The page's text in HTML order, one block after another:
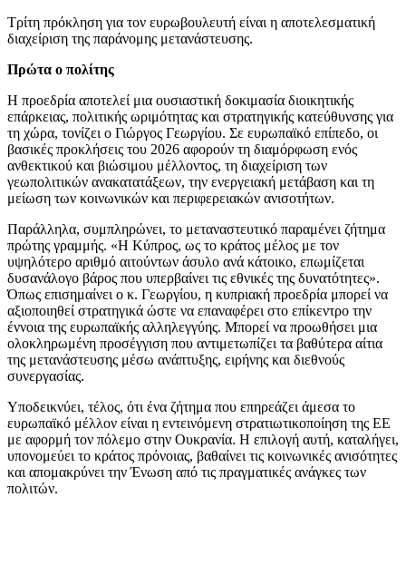
Τρίτη πρόκληση για τον ευρωβουλευτή είναι η αποτελεσματική
διαχείριση της παράνομης μετανάστευσης.
Πρώτα ο πολίτης
Η προεδρία αποτελεί μια ουσιαστική δοκιμασία διοικητικής
επάρκειας, πολιτικής ωριμότητας και στρατηγικής κατεύθυνσης για
τη χώρα, τονίζει ο Γιώργος Γεωργίου. Σε ευρωπαϊκό επίπεδο, οι
βασικές προκλήσεις του 2026 αφορούν τη διαμόρφωση ενός
ανθεκτικού και βιώσιμου μέλλοντος, τη διαχείριση των
γεωπολιτικών ανακατατάξεων, την ενεργειακή μετάβαση και τη
μείωση των κοινωνικών και περιφερειακών ανισοτήτων.
Παράλληλα, συμπληρώνει, το μεταναστευτικό παραμένει ζήτημα
πρώτης γραμμής. «Η Κύπρος, ως το κράτος μέλος με τον
υψηλότερο αριθμό αιτούντων άσυλο ανά κάτοικο, επωμίζεται
δυσανάλογο βάρος που υπερβαίνει τις εθνικές της δυνατότητες».
Όπως επισημαίνει ο κ. Γεωργίου, η κυπριακή προεδρία μπορεί να
αξιοποιηθεί στρατηγικά ώστε να επαναφέρει στο επίκεντρο την
έννοια της ευρωπαϊκής αλληλεγγύης. Μπορεί να προωθήσει μια
ολοκληρωμένη προσέγγιση που αντιμετωπίζει τα βαθύτερα αίτια
της μετανάστευσης μέσω ανάπτυξης, ειρήνης και διεθνούς
συνεργασίας.
Υποδεικνύει, τέλος, ότι ένα ζήτημα που επηρεάζει άμεσα το
ευρωπαϊκό μέλλον είναι η εντεινόμενη στρατιωτικοποίηση της ΕΕ
με αφορμή τον πόλεμο στην Ουκρανία. Η επιλογή αυτή, καταλήγει,
υπονομεύει το κράτος πρόνοιας, βαθαίνει τις κοινωνικές ανισότητες
και απομακρύνει την Ένωση από τις πραγματικές ανάγκες των
πολιτών.